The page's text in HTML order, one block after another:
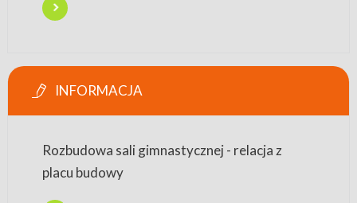
INFORMACJA
Rozbudowa sali gimnastycznej - relacja z
placu budowy